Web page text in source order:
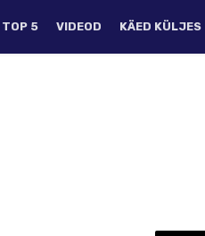
TOP 5 VIDEOD KÄED KÜLJES